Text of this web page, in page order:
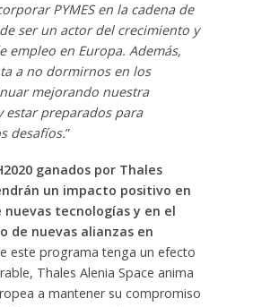
PYMES en la cadena de
ser un actor del crecimiento y
empleo en Europa. Además,
a no dormirnos en los
mejorando nuestra
estar preparados para
desafíos.”
ganados por Thales
un impacto positivo en
nuevas tecnologías y en el
de nuevas alianzas en
este programa tenga un efecto
Thales Alenia Space anima
a mantener su compromiso